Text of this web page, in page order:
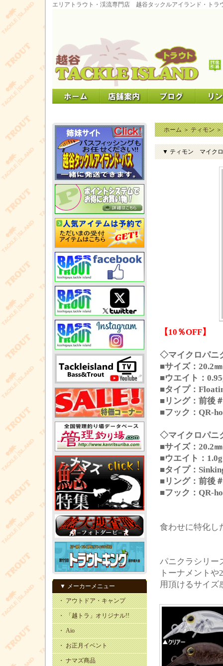
エリアトラウト・渓流専門店 越谷タックルアイランド・トラ
▼ メーカーメニュー
・ アウトドア・キャンプ
・ 「越トラ」オリジナル!!
・ Aio
・ お正月イベント
・ ナマズ商品
ホーム＞ティモン＞
▼ ティモン マイク
【10％OFF】
◇マイクロパニ
■サイズ：20.2㎜
■ウエイト：
■タイプ：
■リング：前後
■フック：QR-
◇マイクロパニ
■サイズ：20.2㎜
■ウエイト：1.0g
■タイプ：
■リング：前後
■フック：QR-
食わせに特化し
パニクラシリー
トーナメント
用頂けるサイズ